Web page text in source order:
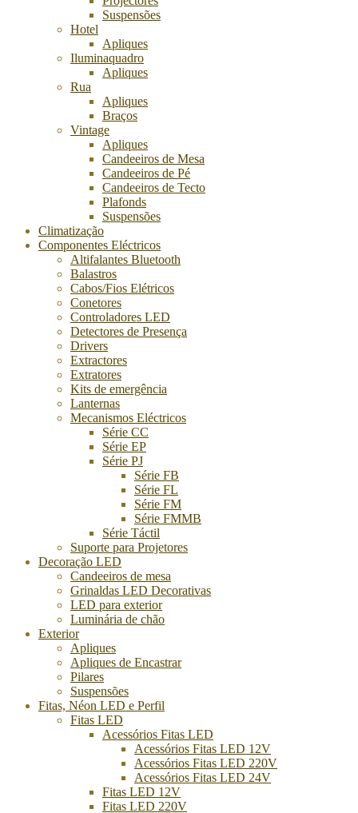
Suspensões
Hotel
Apliques
Iluminaquadro
Apliques
Rua
Apliques
Braços
Vintage
Apliques
Candeeiros de Mesa
Candeeiros de Pé
Candeeiros de Tecto
Plafonds
Suspensões
Climatização
Componentes Eléctricos
Altifalantes Bluetooth
Balastros
Cabos/Fios Elétricos
Conetores
Controladores LED
Detectores de Presença
Drivers
Extractores
Extratores
Kits de emergência
Lanternas
Mecanismos Eléctricos
Série CC
Série EP
Série PJ
Série FB
Série FL
Série FM
Série FMMB
Série Táctil
Suporte para Projetores
Decoração LED
Candeeiros de mesa
Grinaldas LED Decorativas
LED para exterior
Luminária de chão
Exterior
Apliques
Apliques de Encastrar
Pilares
Suspensões
Fitas, Néon LED e Perfil
Fitas LED
Acessórios Fitas LED
Acessórios Fitas LED 12V
Acessórios Fitas LED 220V
Acessórios Fitas LED 24V
Fitas LED 12V
Fitas LED 220V